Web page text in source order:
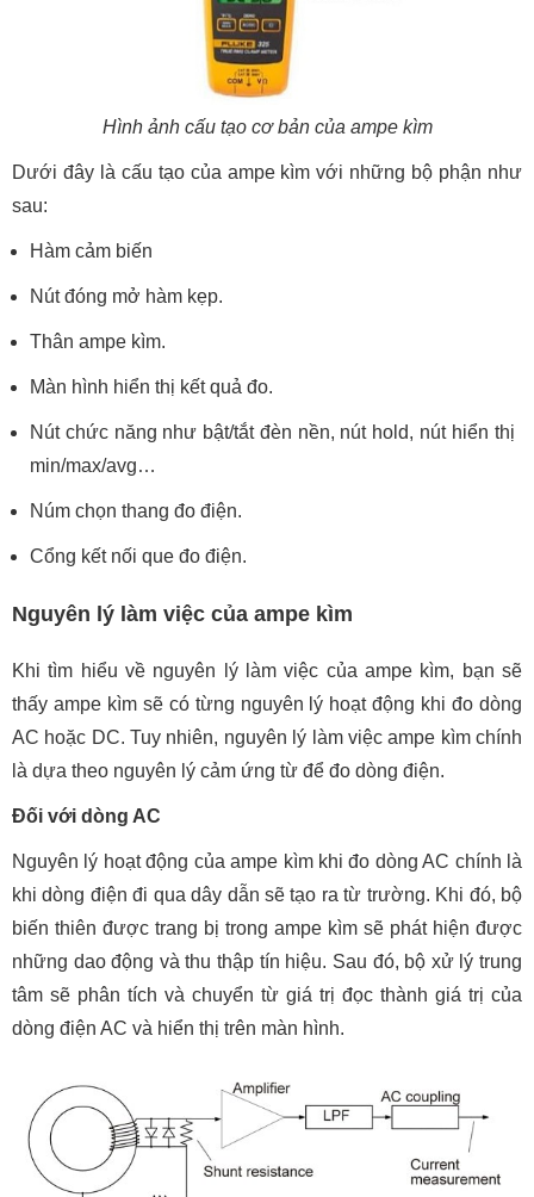
Hình ảnh cấu tạo cơ bản của ampe kìm
Dưới đây là cấu tạo của ampe kìm với những bộ phận như
sau:
Hàm cảm biến
Nút đóng mở hàm kẹp.
Thân ampe kìm.
Màn hình hiển thị kết quả đo.
Nút chức năng như bật/tắt đèn nền, nút hold, nút hiển thị
min/max/avg…
Núm chọn thang đo điện.
Cổng kết nối que đo điện.
Nguyên lý làm việc của ampe kìm
Khi tìm hiểu về nguyên lý làm việc của ampe kìm, bạn sẽ
thấy ampe kìm sẽ có từng nguyên lý hoạt động khi đo dòng
AC hoặc DC. Tuy nhiên, nguyên lý làm việc ampe kìm chính
là dựa theo nguyên lý cảm ứng từ để đo dòng điện.
Đối với dòng AC
Nguyên lý hoạt động của ampe kìm khi đo dòng AC chính là
khi dòng điện đi qua dây dẫn sẽ tạo ra từ trường. Khi đó, bộ
biến thiên được trang bị trong ampe kìm sẽ phát hiện được
những dao động và thu thập tín hiệu. Sau đó, bộ xử lý trung
tâm sẽ phân tích và chuyển từ giá trị đọc thành giá trị của
dòng điện AC và hiển thị trên màn hình.